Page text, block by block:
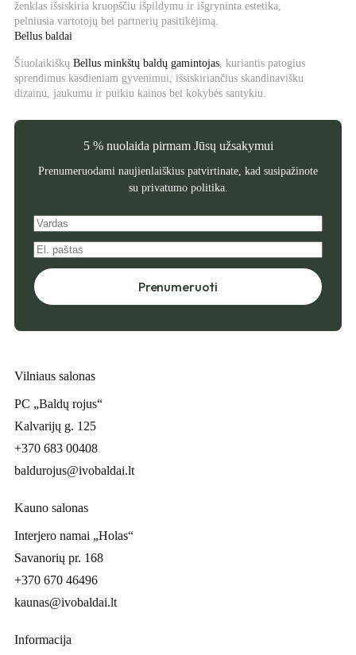
ženklas išsiskiria kruopščiu išpildymu ir išgryninta estetika,
pelniusia vartotojų bei partnerių pasitikėjimą.
Bellus baldai
Šiuolaikiškų Bellus minkštų baldų gamintojas, kuriantis patogius
sprendimus kasdieniam gyvenimui, išsiskiriančius skandinavišku
dizainu, jaukumu ir puikiu kainos bei kokybės santykiu.
5 % nuolaida pirmam Jūsų užsakymui
Prenumeruodami naujienlaiškius patvirtinate, kad susipažinote
su privatumo politika.
Prenumeruoti
Vilniaus salonas
PC „Baldų rojus“
Kalvarijų g. 125
+370 683 00408
baldurojus@ivobaldai.lt
Kauno salonas
Interjero namai „Holas“
Savanorių pr. 168
+370 670 46496
kaunas@ivobaldai.lt
Informacija